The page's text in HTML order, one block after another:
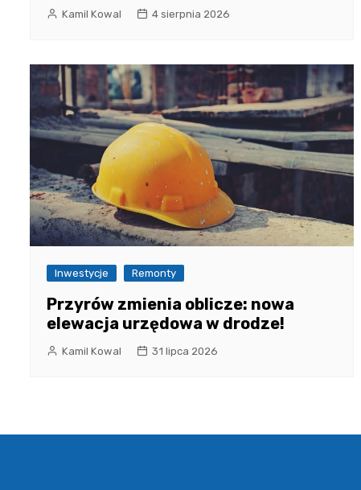
Kamil Kowal 4 sierpnia 2026
Inwestycje Remonty
Przyrów zmienia oblicze: nowa
elewacja urzędowa w drodze!
Kamil Kowal 31 lipca 2026